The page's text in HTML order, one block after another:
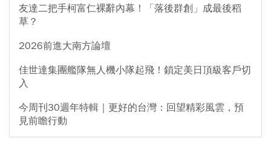
友達二把手柯富仁裸辭內幕！「落後群創」成最後稻
草？
2026前進大南方論壇
佳世達集團艦隊無人機小隊起飛！鎖定美日頂級客戶切
入
今周刊30週年特輯｜更好的台灣：回望精彩風雲，預
見前瞻行動